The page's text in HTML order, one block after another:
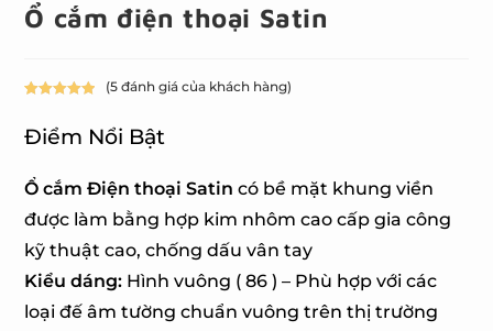
Ổ cắm điện thoại Satin
dựa trên
(5 đánh giá của khách hàng)
Điểm Nổi Bật
Ổ cắm Điện thoại Satin có bề mặt khung viền
được làm bằng hợp kim nhôm cao cấp gia công
kỹ thuật cao, chống dấu vân tay
Kiểu dáng: Hình vuông ( 86 ) – Phù hợp với các
loại đế âm tường chuẩn vuông trên thị trường